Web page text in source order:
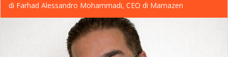
di Farhad Alessandro Mohammadi, CEO di Mamazen